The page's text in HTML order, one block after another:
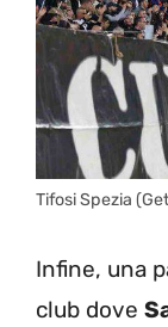
Tifosi Spezia
Infine, una
club dove